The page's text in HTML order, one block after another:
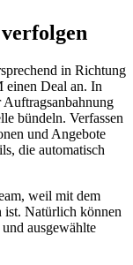
in Richtung
Deal an. In
bündeln. Verfassen
und Angebote
die automatisch
weil mit dem
ist. Natürlich können
ausgewählte